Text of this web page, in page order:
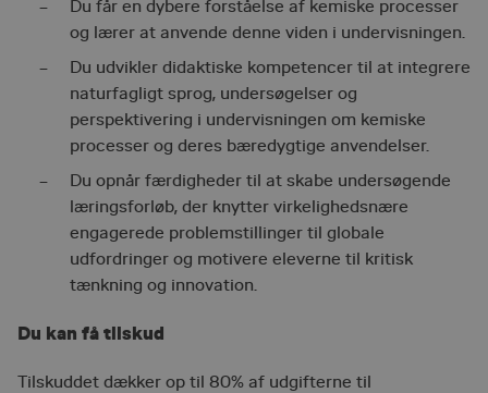
Du får en dybere forståelse af kemiske processer
og lærer at anvende denne viden i undervisningen.
Du udvikler didaktiske kompetencer til at integrere
naturfagligt sprog, undersøgelser og
perspektivering i undervisningen om kemiske
processer og deres bæredygtige anvendelser.
Du opnår færdigheder til at skabe undersøgende
læringsforløb, der knytter virkelighedsnære
engagerede problemstillinger til globale
udfordringer og motivere eleverne til kritisk
tænkning og innovation.
Du kan få tilskud
Tilskuddet dækker op til 80% af udgifterne til